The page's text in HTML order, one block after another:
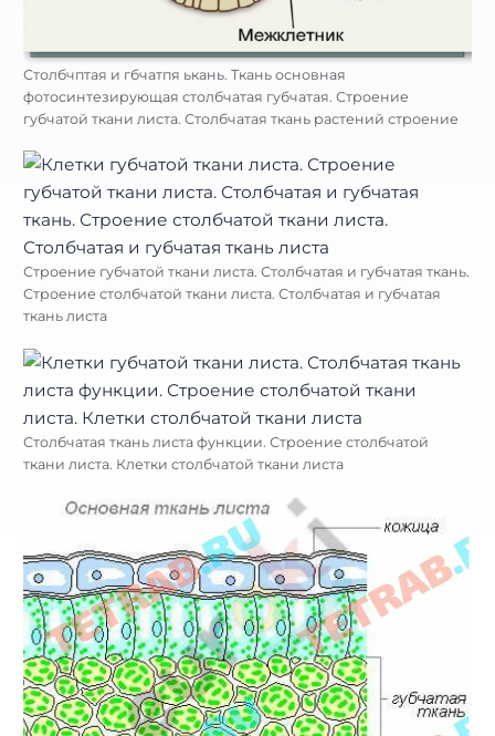
Столбчптая и гбчатпя ькань. Ткань основная
фотосинтезирующая столбчатая губчатая. Строение
губчатой ткани листа. Столбчатая ткань растений строение
Строение губчатой ткани листа. Столбчатая и губчатая ткань.
Строение столбчатой ткани листа. Столбчатая и губчатая
ткань листа
Столбчатая ткань листа функции. Строение столбчатой
ткани листа. Клетки столбчатой ткани листа